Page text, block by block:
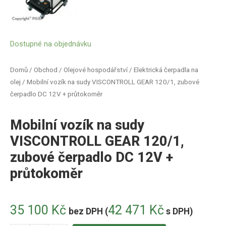
Domů / Obchod / Olejové hospodářství / Elektrická čerpadla na
olej / Mobilní vozík na sudy VISCONTROLL GEAR 120/1, zubové
čerpadlo DC 12V + průtokoměr
Mobilní vozík na sudy
VISCONTROLL GEAR 120/1,
zubové čerpadlo DC 12V +
průtokoměr
35 100 Kč bez DPH (42 471 Kč s DPH)
Dostupné na objednávku